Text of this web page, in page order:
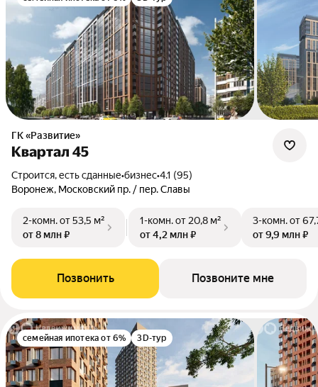
ГК «Развитие»
Квартал 45
Строится, есть сданные•бизнес•4.1 (95)
Воронеж, Московский пр. / пер. Славы
2-комн.от 53,5 м²
от 8 млн ₽
1-комн.от 20,8 м²
от 4,2 млн ₽
3-комн.от
от 9,9 млн ₽
Позвонить Позвоните мне
семейная ипотека от 6% 3D-тур